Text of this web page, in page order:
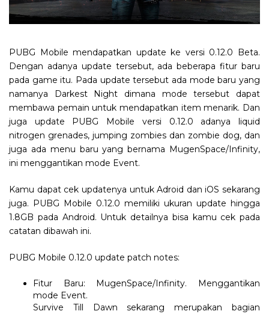
PUBG Mobile mendapatkan update ke versi 0.12.0 Beta.
Dengan adanya update tersebut, ada beberapa fitur baru
pada game itu. Pada update tersebut ada mode baru yang
namanya Darkest Night dimana mode tersebut dapat
membawa pemain untuk mendapatkan item menarik. Dan
juga update PUBG Mobile versi 0.12.0 adanya liquid
nitrogen grenades, jumping zombies dan zombie dog, dan
juga ada menu baru yang bernama MugenSpace/Infinity,
ini menggantikan mode Event.
Kamu dapat cek updatenya untuk Adroid dan iOS sekarang
juga. PUBG Mobile 0.12.0 memiliki ukuran update hingga
1.8GB pada Android. Untuk detailnya bisa kamu cek pada
catatan dibawah ini.
PUBG Mobile 0.12.0 update patch notes:
Fitur Baru: MugenSpace/Infinity. Menggantikan
mode Event.
Survive Till Dawn sekarang merupakan bagian